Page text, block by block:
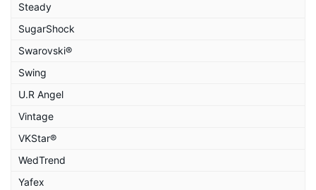
Steady
SugarShock
Swarovski®
Swing
U.R Angel
Vintage
VKStar®
WedTrend
Yafex